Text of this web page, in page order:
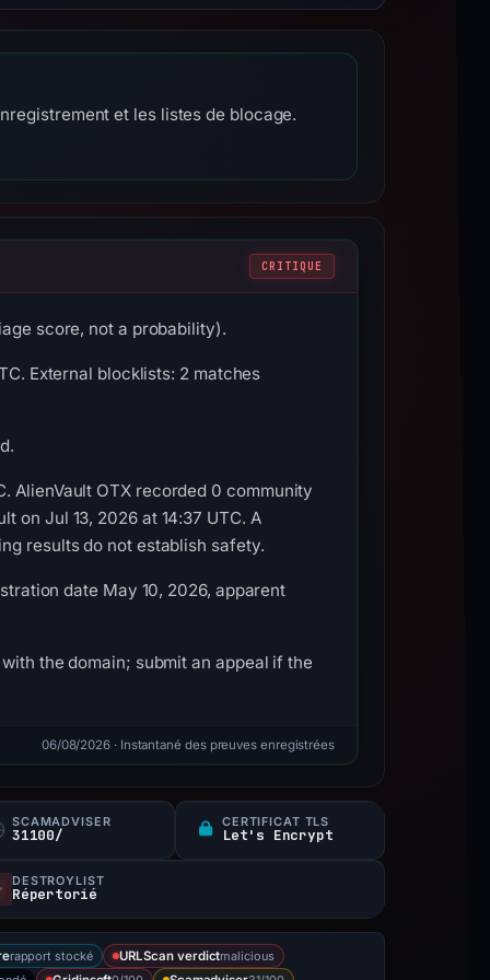
et les listes de blocage.
CRITIQUE
score, not a probability).
External blocklists: 2 matches
AlienVault OTX recorded 0 community
on Jul 13, 2026 at 14:37 UTC. A
results do not establish safety.
date May 10, 2026, apparent
the domain; submit an appeal if the
06/08/2026 · Instantané des preuves enregistrées
SCAMADVISER
31100/
CERTIFICAT TLS
Let's Encrypt
DESTROYLIST
Répertorié
rapport stocké URLScan verdictmalicious